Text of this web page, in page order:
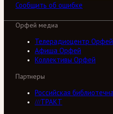
Сообщить об ошибке
Орфей медиа
Телерадиоцентр Орфей
Афиша Орфей
Коллективы Орфей
Партнеры
Российская
///ТРАКТ